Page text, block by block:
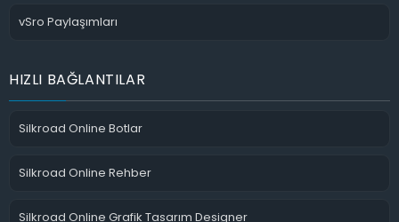
vSro Paylaşımları
HIZLI BAĞLANTILAR
Silkroad Online Botlar
Silkroad Online Rehber
Silkroad Online Grafik Tasarım Designer